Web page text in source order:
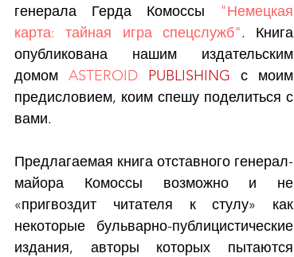
генерала Герда Комоссы
"Немецкая
карта: тайная игра спецслужб". Книга
опубликована нашим издательским
домом ASTEROID PUBLISHING с моим
предисловием, коим спешу поделиться с
вами.
Предлагаемая книга отставного генерал-
майора Комоссы возможно и не
«пригвоздит читателя к стулу» как
некоторые бульварно-публицистические
издания, авторы которых пытаются